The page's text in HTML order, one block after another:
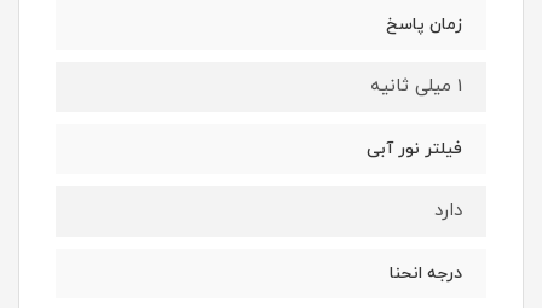
زمان پاسخ
1 میلی ثانیه
فیلتر نور آبی
دارد
درجه انحنا